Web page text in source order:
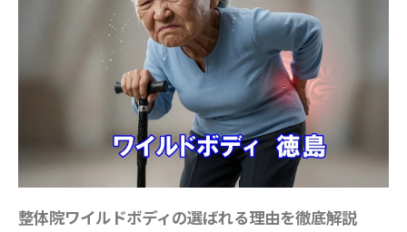
整体院ワイルドボディの選ばれる理由を徹底解説